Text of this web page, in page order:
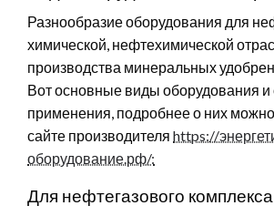
Разнообразие оборудования для
химической, нефтехимической
производства минеральных
Вот основные виды оборудования и
применения, подробнее о них можно
сайте производителя https://
оборудование.рф/:
Для нефтегазового комплекса